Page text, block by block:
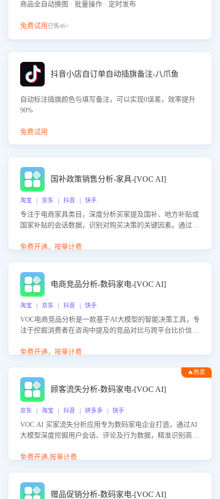
商品全自动换图 · 批量操作 · 定时发布
免费试用 已售46+
抖音小店自订单自动插旗备注-八爪鱼
自动标注插旗颜色与填写备注，可以实现0误差，效率提升
90%
免费试用
国补政策销售分析-家具-[VOC AI]
淘宝 | 京东 | 抖音 | 快手
专注于电商家具类目，深度分析买家提及国补、地方补贴或
国家补贴的会话数据，识别对购买决策的关键因素。通过AI
化策略，助力商家利用国补政策提升GMV。
免费开通，按量计费
电商竞品分析-数码家电-[VOC AI]
淘宝 | 京东 | 抖音 | 快手
VOC电商竞品分析是一款基于AI大模型的智能决策工具，专
注于挖掘消费者在咨询中提及的竞品对比与跨平台比价信
商品信息，进行多维度交叉对比，并分析消费者的比价行
企业优化营销话术、突出产品与服务优势，有效提升咨询转
化率，避免陷入单纯价格竞争，实现精准扬长避短。
免费开通，按量计费
🔥热卖
顾客流失分析-数码家电-[VOC AI]
京东 | 淘宝 | 抖音 | 拼多多 | 快手
VOC AI 买家流失分析应用专为数码家电企业打造，通过AI
大模型深度挖掘用户会话、评论及行为数据，精准识别高流
应延迟、竞品价格冲击等。系统自动输出可落地的挽回策
免费开通,按量计费
赠品促销分析-数码家电-[VOC AI]